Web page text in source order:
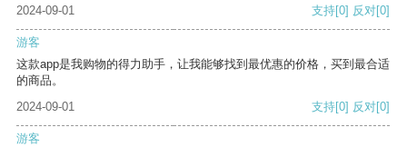
2024-09-01 支持[0] 反对[0]
游客
这款app是我购物的得力助手，让我能够找到最优惠的价格，买到最合适
的商品。
2024-09-01
支持[0] 反对[0]
游客